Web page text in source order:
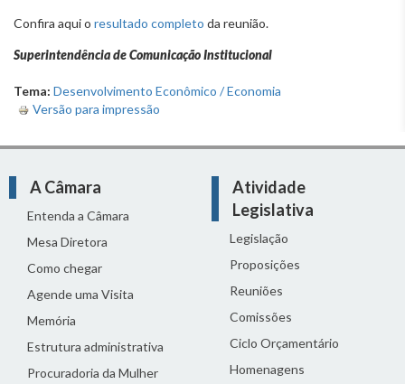
Confira aqui o resultado completo da reunião.
Superintendência de Comunicação Institucional
Tema: Desenvolvimento Econômico / Economia
Versão para impressão
A Câmara
Entenda a Câmara
Mesa Diretora
Como chegar
Agende uma Visita
Memória
Estrutura administrativa
Procuradoria da Mulher
Atividade
Legislativa
Legislação
Proposições
Reuniões
Comissões
Ciclo Orçamentário
Homenagens